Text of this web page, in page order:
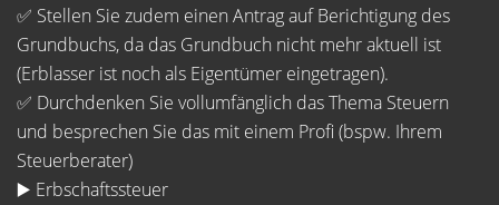
✅ Stellen Sie zudem einen Antrag auf Berichtigung des
Grundbuchs, da das Grundbuch nicht mehr aktuell ist
(Erblasser ist noch als Eigentümer eingetragen).
✅ Durchdenken Sie vollumfänglich das Thema Steuern
und besprechen Sie das mit einem Profi (bspw. Ihrem
Steuerberater)
▶️ Erbschaftssteuer